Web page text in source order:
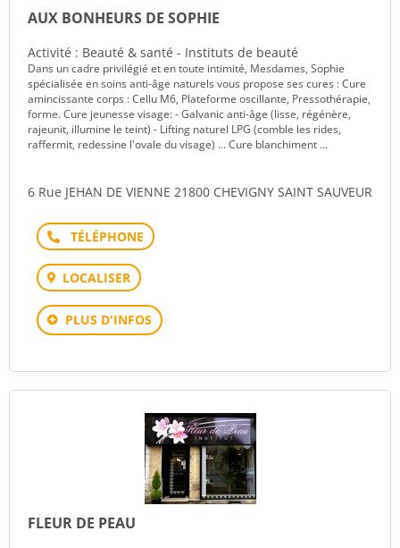
AUX BONHEURS DE SOPHIE
Activité : Beauté & santé - Instituts de beauté
Dans un cadre privilégié et en toute intimité, Mesdames, Sophie
spécialisée en soins anti-âge naturels vous propose ses cures : Cure
amincissante corps : Cellu M6, Plateforme oscillante, Pressothérapie,
forme. Cure jeunesse visage: - Galvanic anti-âge (lisse, régénère,
rajeunit, illumine le teint) - Lifting naturel LPG (comble les rides,
raffermit, redessine l'ovale du visage) ... Cure blanchiment ...
6 Rue JEHAN DE VIENNE 21800 CHEVIGNY SAINT SAUVEUR
Téléphone
LOCALISER
PLUS D'INFOS
FLEUR DE PEAU